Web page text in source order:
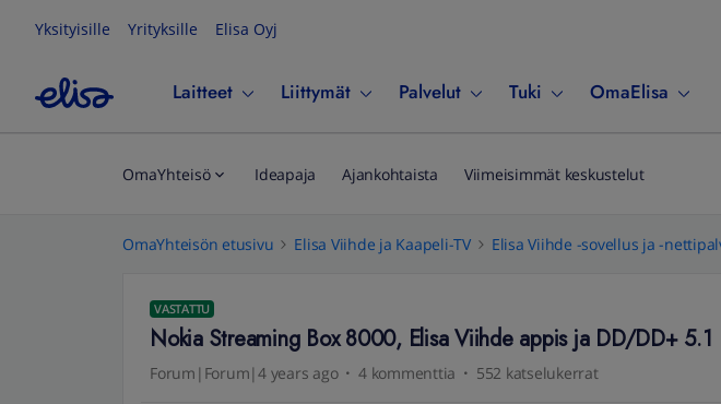
Yksityisille Yrityksille Elisa Oyj
Laitteet Liittymät Palvelut Tuki OmaElisa
OmaYhteisö Ideapaja Ajankohtaista Viimeisimmät keskustelut
OmaYhteisön etusivu Elisa Viihde ja Kaapeli-TV Elisa Viihde -sovellus ja -
VASTATTU
Nokia Streaming Box 8000, Elisa Viihde appis ja DD/DD+ 5.1
Forum|Forum|4 years ago 4 kommenttia 552 katselukerrat